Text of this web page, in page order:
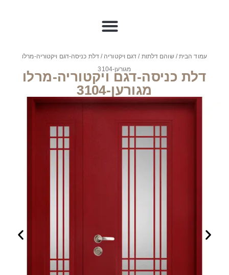
עמוד הבית/שוהם דלתות / דגם ויקטוריה / דלת כניסה-דגם ויקטוריה-מרלו
מגורען-3104
דלת כניסה-דגם ויקטוריה-מרלו
מגורען-3104